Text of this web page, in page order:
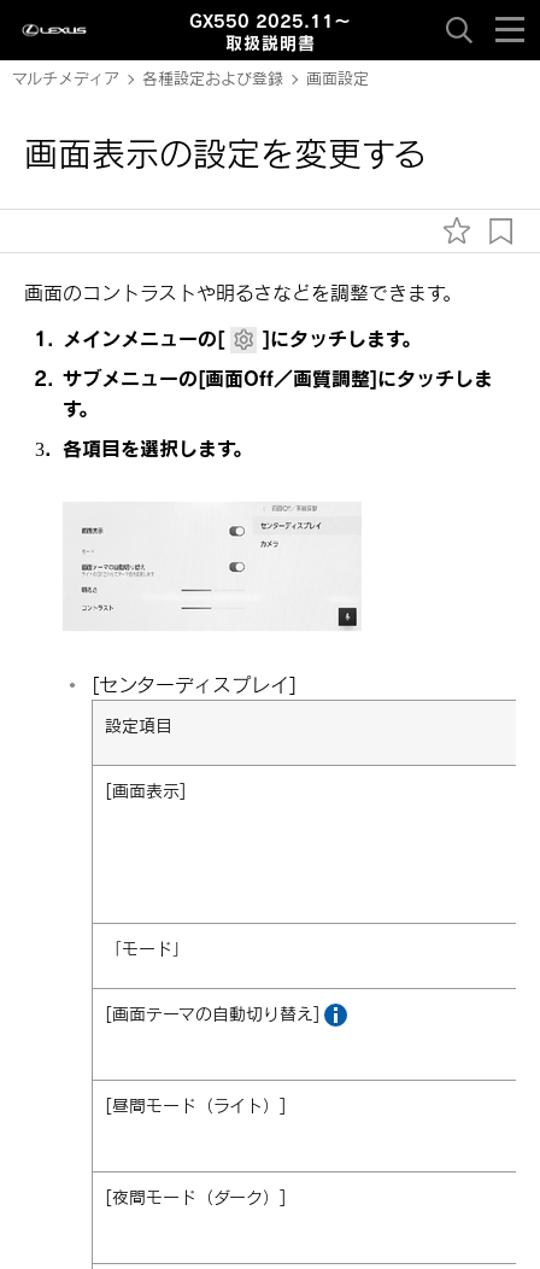
GX550 2025.11～
取扱説明書
マルチメディア 各種設定および登録 画面設定
画面表示の設定を変更する
画面のコントラストや明るさなどを調整できます。
メインメニューの[‍ ‍]にタッチします。
サブメニューの[‍画面Off／画質調整‍]にタッチしま
す。
各項目を選択します。
[‍センターディスプレイ‍]
設定項目
[‍画面表示‍]
「‍モード‍」
[‍画面テーマの自動切り替え‍]
[‍昼間モード（ライト）‍]
[‍夜間モード（ダーク）‍]